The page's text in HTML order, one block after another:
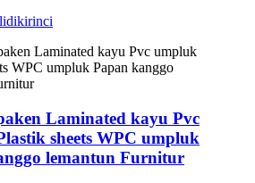
rinci
Laminated kayu Pvc
sheets WPC umpluk
lemantun Furnitur